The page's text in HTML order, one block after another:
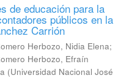
de educación para la
públicos en la
Carrión
Herbozo, Nidia Elena;
Herbozo, Efraín
(Universidad Nacional José